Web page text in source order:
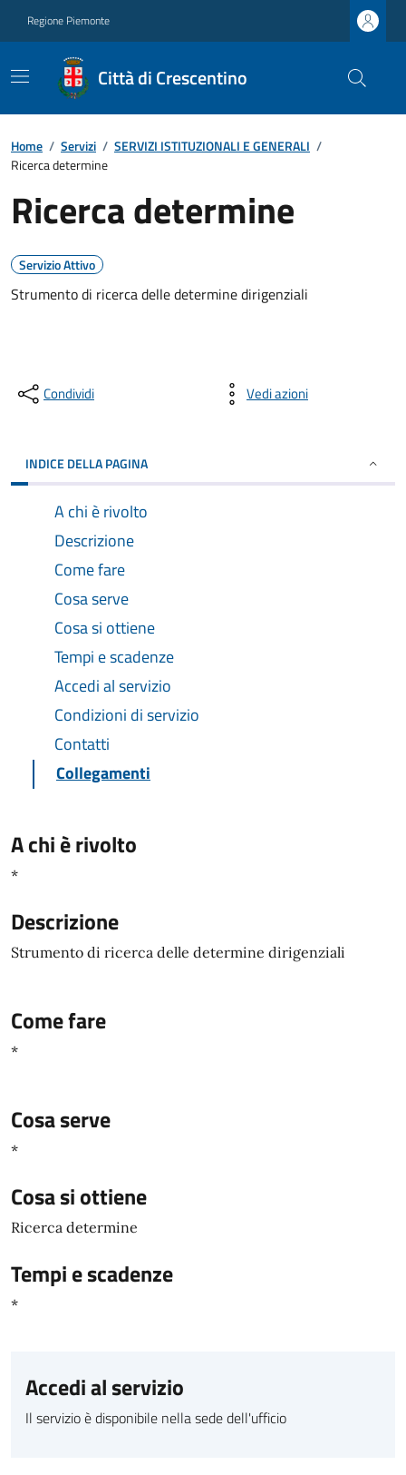
Regione Piemonte
Città di Crescentino
Home / Servizi / SERVIZI ISTITUZIONALI E GENERALI /
Ricerca determine
Ricerca determine
Servizio Attivo
Strumento di ricerca delle determine dirigenziali
Condividi Vedi azioni
INDICE DELLA PAGINA
A chi è rivolto
Descrizione
Come fare
Cosa serve
Cosa si ottiene
Tempi e scadenze
Accedi al servizio
Condizioni di servizio
Contatti
Collegamenti
A chi è rivolto
*
Descrizione
Strumento di ricerca delle determine dirigenziali
Come fare
*
Cosa serve
*
Cosa si ottiene
Ricerca determine
Tempi e scadenze
*
Accedi al servizio
Il servizio è disponibile nella sede dell'ufficio